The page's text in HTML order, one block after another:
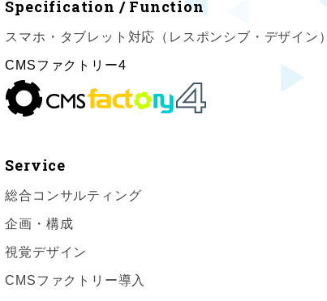
Specification / Function
スマホ・タブレット対応（レスポンシブ・デザイン）
CMSファクトリー4
Service
総合コンサルティング
企画・構成
視覚デザイン
CMSファクトリー導入